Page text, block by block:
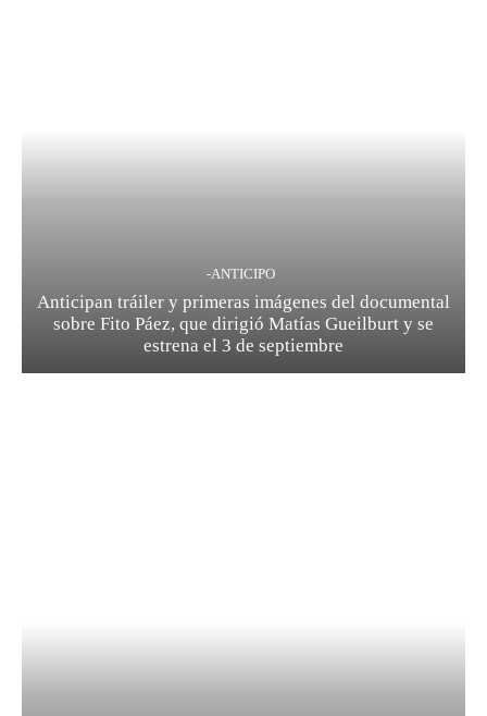
-ANTICIPO
Anticipan tráiler y primeras imágenes del documental
sobre Fito Páez, que dirigió Matías Gueilburt y se
estrena el 3 de septiembre